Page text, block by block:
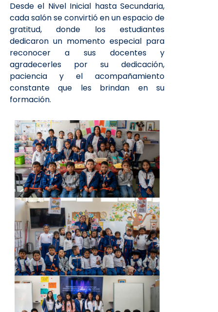
Desde el Nivel Inicial hasta Secundaria,
cada salón se convirtió en un espacio de
gratitud, donde los estudiantes
dedicaron un momento especial para
reconocer a sus docentes y
agradecerles por su dedicación,
paciencia y el acompañamiento
constante que les brindan en su
formación.